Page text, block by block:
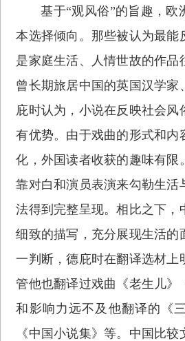
基于“观风俗”的旨趣，欧
本选择倾向。那些被认为最能
是家庭生活、人情世故的作品
曾长期旅居中国的英国汉学家
庇时认为，小说在反映社会风
有优势。由于戏曲的形式和内
化，外国读者收获的趣味有限
靠对白和演员表演来勾勒生活
法得到完整呈现。相比之下，
细致的描写，充分展现生活的
一判断，德庇时在翻译选材上
管他也翻译过戏曲《老生儿》
和影响力远不及他翻译的《
《中国小说集》等。中国比